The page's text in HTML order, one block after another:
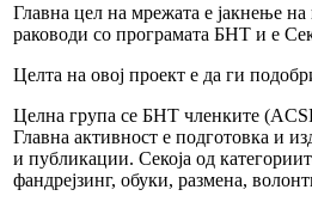
Главна цел на мрежата е јакнење
раководи со програмата БНТ и е
Целта на овој проект е да ги
Целна група се БНТ членките
Главна активност е подготовка и
и публикации. Секоја од
фандрејзинг, обуки, размена,